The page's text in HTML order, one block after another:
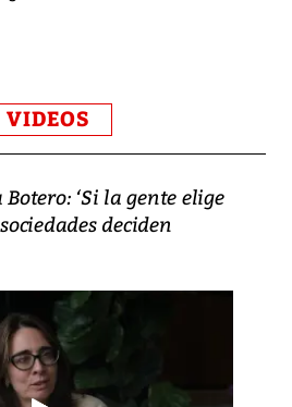
VIDEOS
‘Si la gente elige
deciden